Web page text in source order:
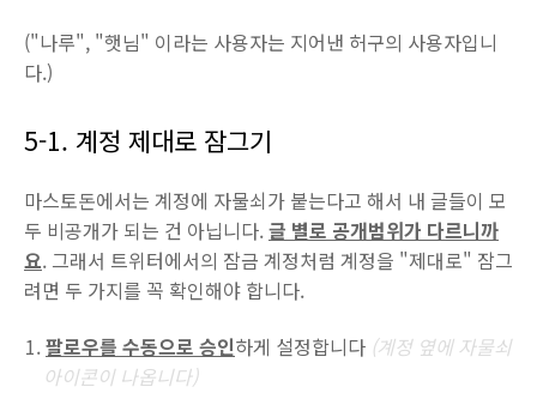
("나루", "햇님" 이라는 사용자는 지어낸 허구의 사용자입니
다.)
5-1. 계정 제대로 잠그기
마스토돈에서는 계정에 자물쇠가 붙는다고 해서 내 글들이 모
두 비공개가 되는 건 아닙니다.글 별로 공개범위가 다르니까
요. 그래서 트위터에서의 잠금 계정처럼 계정을 "제대로" 잠그
려면 두 가지를 꼭 확인해야 합니다.
팔로우를 수동으로 승인하게 설정합니다 (계정 옆에 자물쇠
아이콘이 나옵니다)